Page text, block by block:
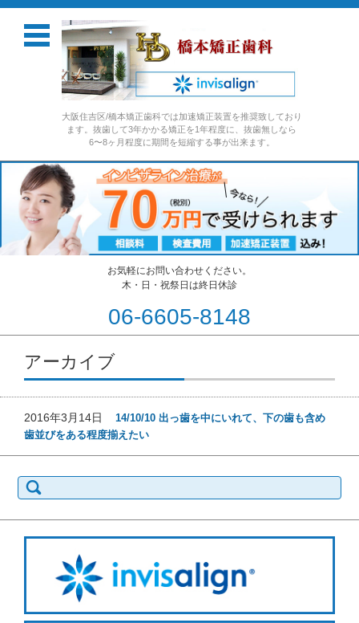
大阪住吉区/橋本矯正歯科では加速矯正装置を推奨致しており
ます。抜歯して3年かかる矯正を1年程度に、抜歯無しなら
6〜8ヶ月程度に期間を短縮する事が出来ます。
お気軽にお問い合わせください。
木・日・祝祭日は終日休診
06-6605-8148
コンテンツに移動
アーカイブ
2016年3月14日 14/10/10 出っ歯を中にいれて、下の歯も含め
歯並びをある程度揃えたい
検
索: